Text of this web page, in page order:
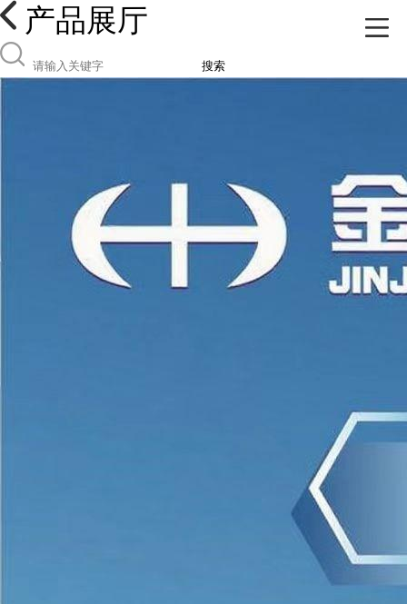
产品展厅
搜索